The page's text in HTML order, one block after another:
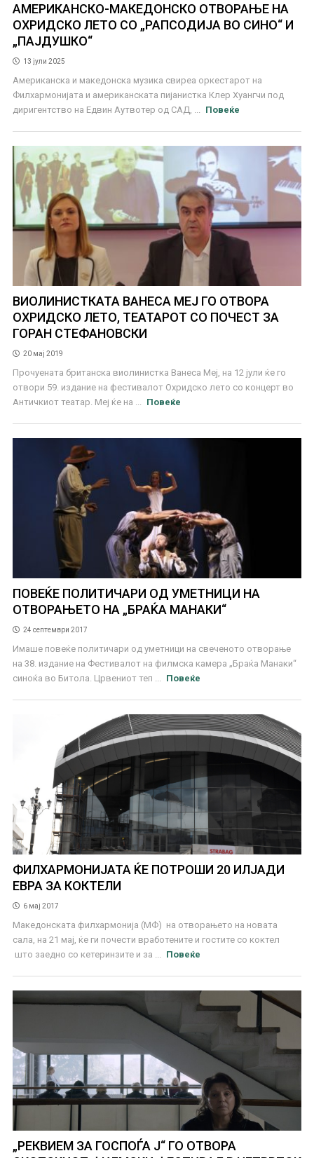
АМЕРИКАНСКО-МАКЕДОНСКО ОТВOРАЊЕ НА
ОХРИДСКО ЛЕТО СО „РАПСОДИЈА ВО СИНО“ И
„ПАЈДУШКО“
13 јули 2025
Американска и македонска музика свиреа оркестарот на
Филхармонијата и американската пијанистка Клер Хуангчи под
диригентство на Едвин Аутвотер од САД, ...
Повеќе
ВИОЛИНИСТКАТА ВАНЕСА МЕЈ ГО ОТВОРА
ОХРИДСКО ЛЕТО, ТЕАТАРОТ СО ПОЧЕСТ ЗА
ГОРАН СТЕФАНОВСКИ
20 мај 2019
Прочуената британска виолинистка Ванеса Меј, на 12 јули ќе го
отвори 59. издание на фестивалот Охридско лето со концерт во
Античкиот театар. Меј ќе на ...
Повеќе
ПОВЕЌЕ ПОЛИТИЧАРИ ОД УМЕТНИЦИ НА
ОТВОРАЊЕТО НА „БРАЌА МАНАКИ“
24 септември 2017
Имаше повеќе политичари од уметници на свеченото отворање
на 38. издание на Фестивалот на филмска камера „Браќа Манаки“
синоќа во Битола. Црвениот теп ...
Повеќе
ФИЛХАРМОНИЈАТА ЌЕ ПОТРОШИ 20 ИЛЈАДИ
ЕВРА ЗА КОКТЕЛИ
6 мај 2017
Македонската филхармонија (МФ) на отворањето на новата
сала, на 21 мај, ќе ги почести вработените и гостите со коктел
што заедно со кетеринзите и за ...
Повеќе
„РЕКВИЕМ ЗА ГОСПОЃА Ј“ ГО ОТВОРА